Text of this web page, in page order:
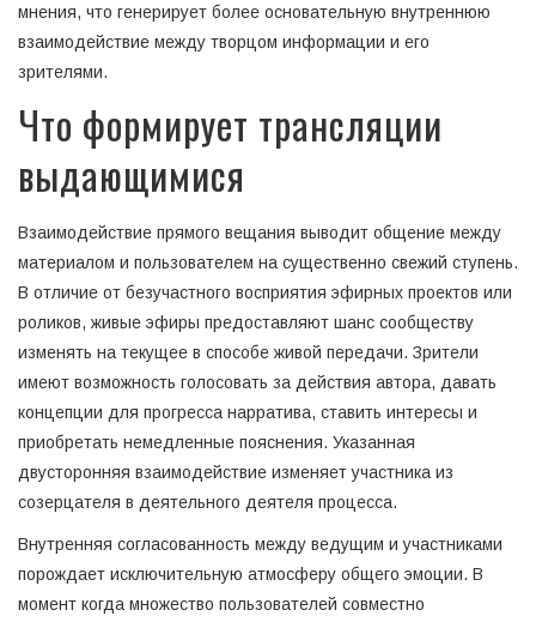
мнения, что генерирует более основательную внутреннюю
взаимодействие между творцом информации и его
зрителями.
Что формирует трансляции
выдающимися
Взаимодействие прямого вещания выводит общение между
материалом и пользователем на существенно свежий ступень.
В отличие от безучастного восприятия эфирных проектов или
роликов, живые эфиры предоставляют шанс сообществу
изменять на текущее в способе живой передачи. Зрители
имеют возможность голосовать за действия автора, давать
концепции для прогресса нарратива, ставить интересы и
приобретать немедленные пояснения. Указанная
двусторонняя взаимодействие изменяет участника из
созерцателя в деятельного деятеля процесса.
Внутренняя согласованность между ведущим и участниками
порождает исключительную атмосферу общего эмоции. В
момент когда множество пользователей совместно